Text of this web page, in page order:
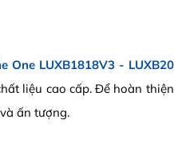
One LUXB1818V3 -
liệu cao cấp. Để hoàn
ấn tượng.